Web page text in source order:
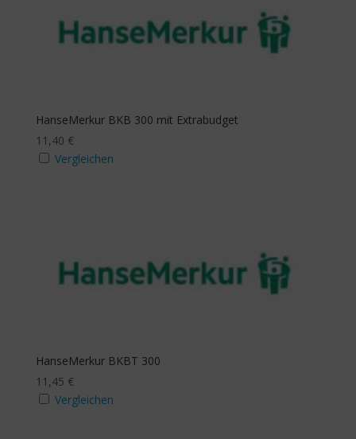
HanseMerkur BKB 300 mit Extrabudget
11,40 €
Vergleichen
HanseMerkur BKBT 300
11,45 €
Vergleichen